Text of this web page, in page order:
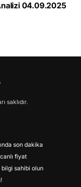
04.09.2025
saklıdır.
son dakika
fiyat
sahibi olun